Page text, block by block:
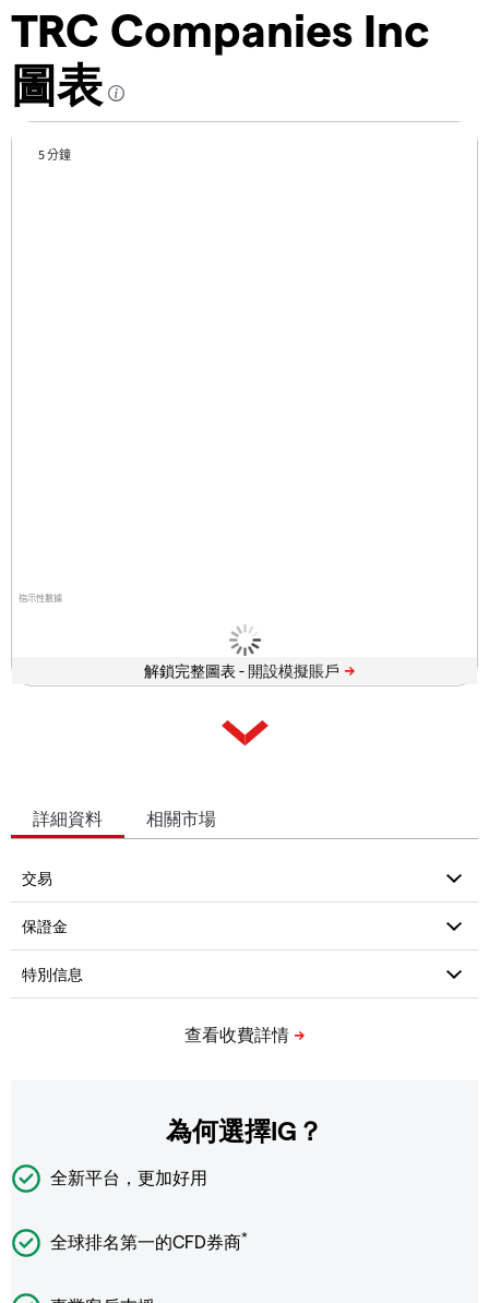
TRC Companies Inc
圖表
指示性數據
5 分鐘
解鎖完整圖表 -
詳細資料 相關市場
為何選擇IG？
全新平台，更加好用
全球排名第一的CFD券商*